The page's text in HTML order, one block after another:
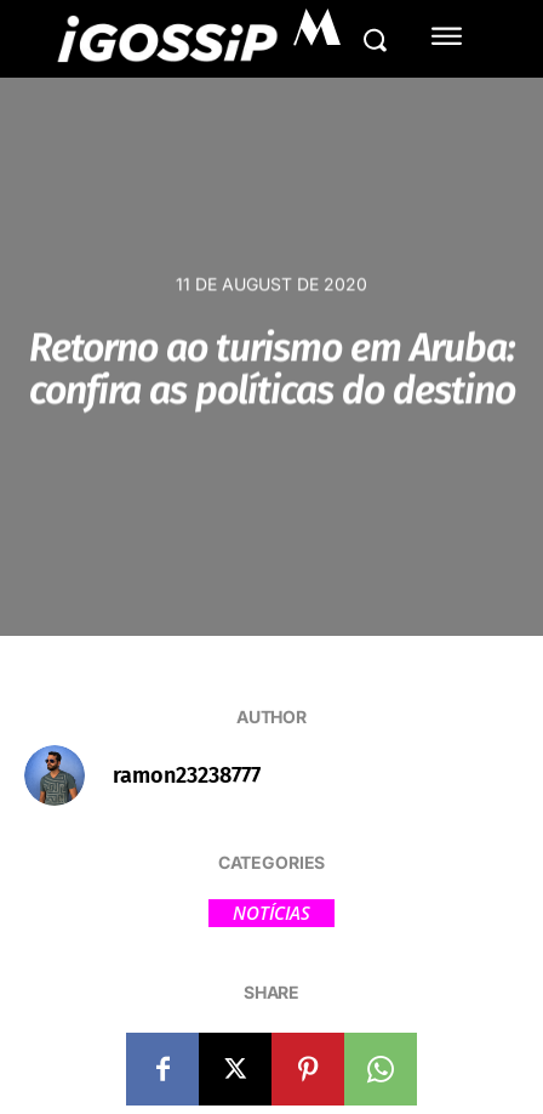
M
11 DE AUGUST DE 2020
Retorno ao turismo em Aruba:
confira as políticas do destino
AUTHOR
ramon23238777
CATEGORIES
NOTÍCIAS
SHARE